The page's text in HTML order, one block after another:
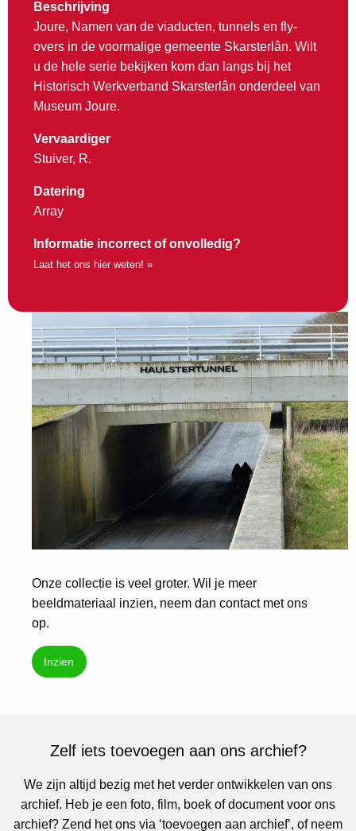
Beschrijving
Joure, Namen van de viaducten, tunnels en fly-
overs in de voormalige gemeente Skarsterlân. Wilt
u de hele serie bekijken kom dan langs bij het
Historisch Werkverband Skarsterlân onderdeel van
Museum Joure.
Vervaardiger
Stuiver, R.
Datering
Array
Informatie incorrect of onvolledig?
Laat het ons hier weten! »
Onze collectie is veel groter. Wil je meer
beeldmateriaal inzien, neem dan contact met ons
op.
Inzien
Zelf iets toevoegen aan ons archief?
We zijn altijd bezig met het verder ontwikkelen van ons
archief. Heb je een foto, film, boek of document voor ons
archief? Zend het ons via ‘toevoegen aan archief’, of neem